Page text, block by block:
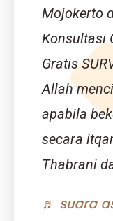
Djava
Lumintu
Panen
Mojokerto
Konsultasi
Gratis
Allah
apabila
secara
Thabrani
♬ suara